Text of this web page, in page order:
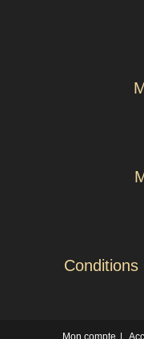
Conditions
Mon compte